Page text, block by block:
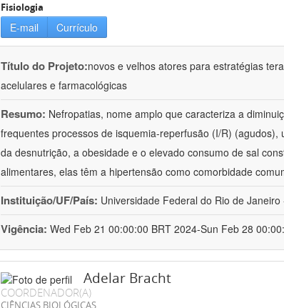
Fisiologia
E-mail Currículo
Título do Projeto:novos e velhos atores para estratégias
acelulares e farmacológicas
Resumo: Nefropatias, nome amplo que caracteriza a
frequentes processos de isquemia-reperfusão (I/R)
da desnutrição, a obesidade e o elevado consumo de sal
alimentares, elas têm a hipertensão como comorbidade
Instituição/UF/País: Universidade Federal do Rio de Janeiro
Vigência: Wed Feb 21 00:00:00 BRT 2024-Sun Feb 28
Adelar Bracht
COORDENADOR(A)
CIÊNCIAS BIOLÓGICAS